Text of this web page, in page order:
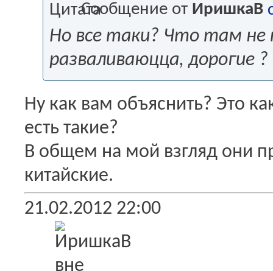
Сообщение от ИришкаВ
Но все таки? Что там не
разваливаюцца, дорогие ?
Ну как вам объяснить? Это
есть такие?
В общем на мой взгляд они
китайские.
21.02.2012 22:00